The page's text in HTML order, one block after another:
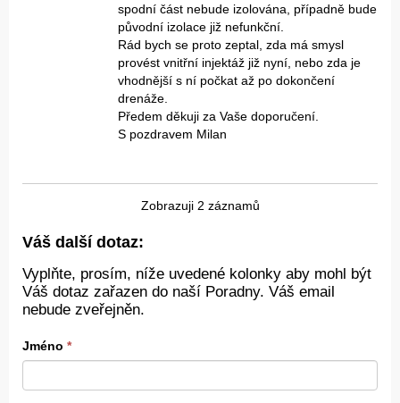
spodní část nebude izolována, případně bude
původní izolace již nefunkční.
Rád bych se proto zeptal, zda má smysl
provést vnitřní injektáž již nyní, nebo zda je
vhodnější s ní počkat až po dokončení
drenáže.
Předem děkuji za Vaše doporučení.
S pozdravem Milan
Zobrazuji 2 záznamů
Váš další dotaz:
Vyplňte, prosím, níže uvedené kolonky aby mohl být
Váš dotaz zařazen do naší Poradny. Váš email
nebude zveřejněn.
Jméno *